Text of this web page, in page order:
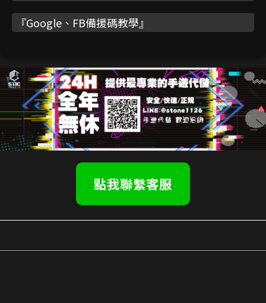
『Google、FB備援碼教學』
點我聯繫客服